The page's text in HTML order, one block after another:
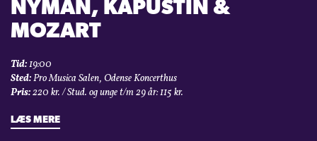
NYMAN, KAPUSTIN &
MOZART
Tid:19:00
Sted:Pro Musica Salen, Odense Koncerthus
Pris:220 kr. / Stud. og unge t/m 29 år: 115 kr.
LÆS MERE